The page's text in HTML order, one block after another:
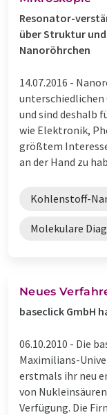
Resonator-
über Struktur
Nanoröhrchen
14.07.2016 -
unterschiedlichen
und sind deshalb
wie Elektronik,
größtem
an der Hand zu
Kohlenstoff-
Molekulare
Neues
baseclick GmbH
06.10.2010 - Die
Maximilians-
erstmals ihr neu
von
Verfügung. Die